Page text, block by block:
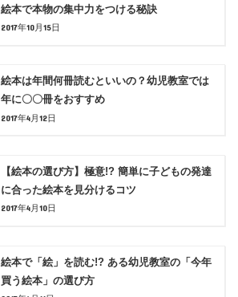
絵本で本物の集中力をつける秘訣
2017年10月15日
絵本は年間何冊読むといいの？幼児教室では
年に〇〇冊をおすすめ
2017年4月12日
【絵本の選び方】極意!? 簡単に子どもの発達
に合った絵本を見分けるコツ
2017年4月10日
絵本で「絵」を読む!? ある幼児教室の「今年
買う絵本」の選び方